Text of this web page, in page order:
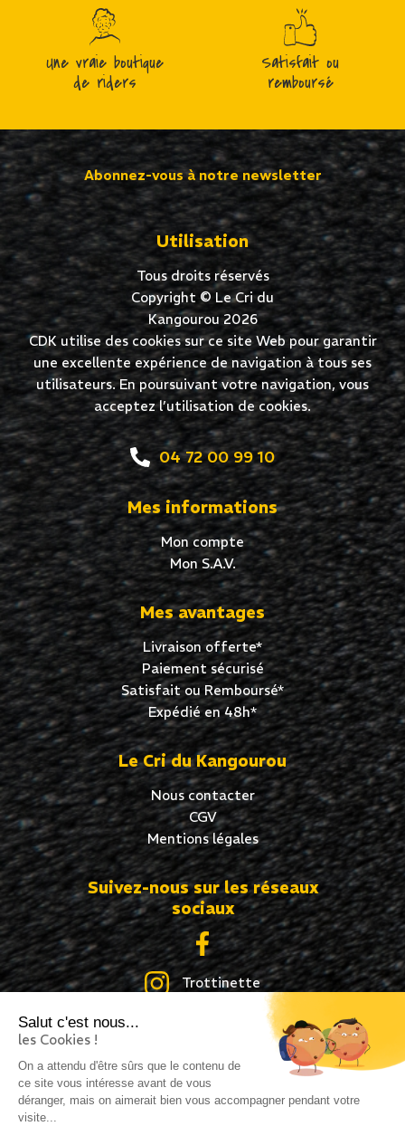
Salut c'est nous...
les Cookies !
On a attendu d'être sûrs que le contenu de
ce site vous intéresse avant de vous
déranger, mais on aimerait bien vous accompagner pendant votre
visite...
Une vraie boutique
de riders
Satisfait ou
remboursé
Abonnez-vous à notre newsletter
Utilisation
Tous droits réservés
Copyright © Le Cri du
Kangourou 2026
CDK utilise des cookies sur ce site Web pour garantir
une excellente expérience de navigation à tous ses
utilisateurs. En poursuivant votre navigation, vous
acceptez l’utilisation de cookies.
04 72 00 99 10
Mes informations
Mon compte
Mon S.A.V.
Mes avantages
Livraison offerte*
Paiement sécurisé
Satisfait ou Remboursé*
Expédié en 48h*
Le Cri du Kangourou
Nous contacter
CGV
Mentions légales
Suivez-nous sur les réseaux
sociaux
Trottinette
Roller